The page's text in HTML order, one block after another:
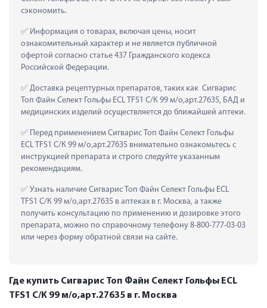
сэкономить.
Информация о товарах, включая цены, носит
ознакомительный характер и не является публичной
офертой согласно статье 437 Гражданского кодекса
Российской Федерации.
Доставка рецептурных препаратов, таких как  Сигварис
Топ Файн Селект Гольфы ECL TFS1 С/К 99 м/о,арт.27635, БАД и
медицинских изделий осуществляется до ближайшей аптеки.
Перед применением Сигварис Топ Файн Селект Гольфы
ECL TFS1 С/К 99 м/о,арт.27635 внимательно ознакомьтесь с
инструкцией препарата и строго следуйте указанным
рекомендациям.
Узнать наличие Сигварис Топ Файн Селект Гольфы ECL
TFS1 С/К 99 м/о,арт.27635 в аптеках в г. Москва, а также
получить консультацию по применению и дозировке этого
препарата, можно по справочному телефону 8-800-777-03-03
или через форму обратной связи на сайте.
Где купить Сигварис Топ Файн Селект Гольфы ECL
TFS1 С/К 99 м/о,арт.27635 в г. Москва